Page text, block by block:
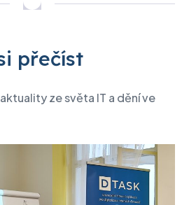
přečíst
ze světa IT a dění ve